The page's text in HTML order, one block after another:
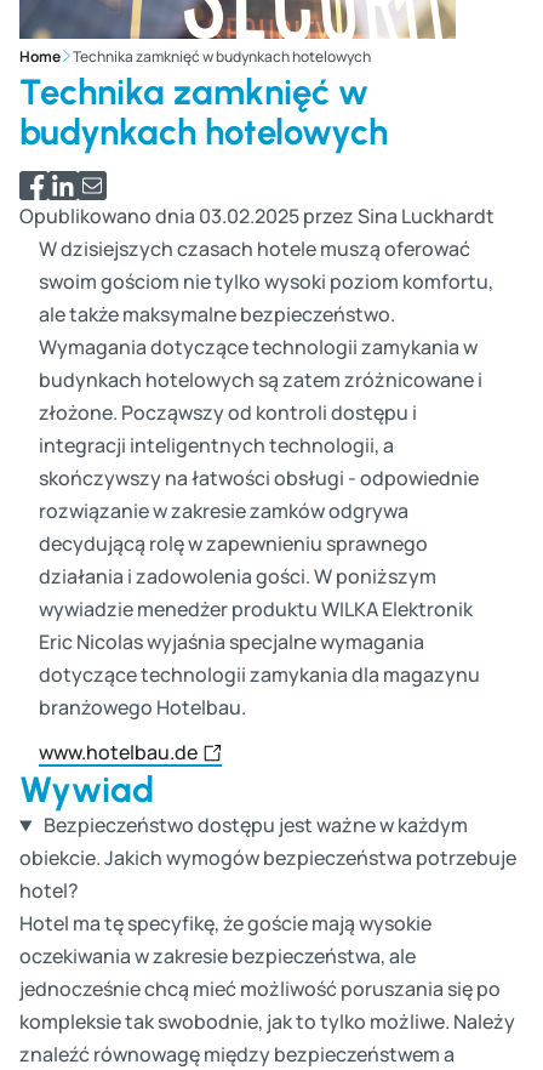
Home Technika zamknięć w budynkach hotelowych
Technika zamknięć w
budynkach hotelowych
Udostępnij na Facebooku
Udostępnij na LinkedIn
Udostępnij przez e-mail
Opublikowano dnia 03.02.2025 przez Sina Luckhardt
W dzisiejszych czasach hotele muszą oferować
swoim gościom nie tylko wysoki poziom komfortu,
ale także maksymalne bezpieczeństwo.
Wymagania dotyczące technologii zamykania w
budynkach hotelowych są zatem zróżnicowane i
złożone. Począwszy od kontroli dostępu i
integracji inteligentnych technologii, a
skończywszy na łatwości obsługi - odpowiednie
rozwiązanie w zakresie zamków odgrywa
decydującą rolę w zapewnieniu sprawnego
działania i zadowolenia gości. W poniższym
wywiadzie menedżer produktu WILKA Elektronik
Eric Nicolas wyjaśnia specjalne wymagania
dotyczące technologii zamykania dla magazynu
branżowego Hotelbau.
www.hotelbau.de
Wywiad
Bezpieczeństwo dostępu jest ważne w każdym
obiekcie. Jakich wymogów bezpieczeństwa potrzebuje
hotel?
Hotel ma tę specyfikę, że goście mają wysokie
oczekiwania w zakresie bezpieczeństwa, ale
jednocześnie chcą mieć możliwość poruszania się po
kompleksie tak swobodnie, jak to tylko możliwe. Należy
znaleźć równowagę między bezpieczeństwem a